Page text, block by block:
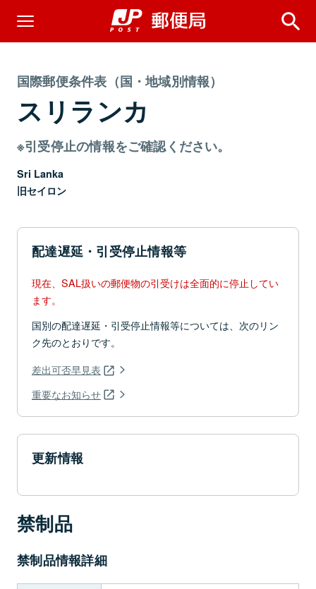
国際郵便条件表（国・地域別情報）
スリランカ
※引受停止の情報をご確認ください。
Sri Lanka
旧セイロン
配達遅延・引受停止情報等
現在、SAL扱いの郵便物の引受けは全面的に停止してい
ます。
国別の配達遅延・引受停止情報等については、次のリン
ク先のとおりです。
差出可否早見表
重要なお知らせ
更新情報
禁制品
禁制品情報詳細